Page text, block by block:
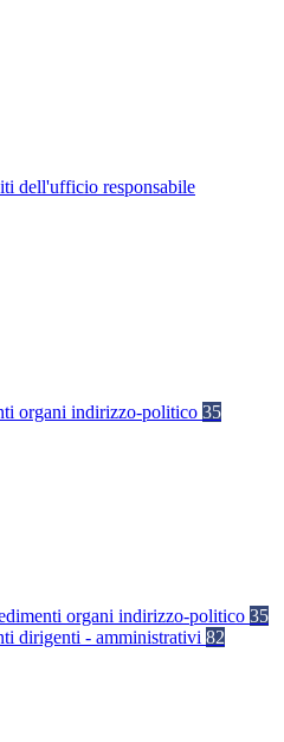
dell'ufficio responsabile
organi indirizzo-politico 35
organi indirizzo-politico 35
dirigenti - amministrativi 82